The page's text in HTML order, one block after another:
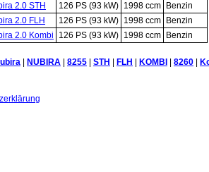
2.0 STH 126 PS (93 kW) 1998 ccm
Benzin
2.0 FLH 126 PS (93 kW) 1998 ccm
Benzin
2.0 Kombi 126 PS (93 kW) 1998 ccm Benzin
NUBIRA 8255 STH FLH KOMBI 8260